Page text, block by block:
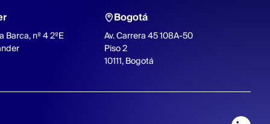
Barca, nº 4 2ºE
Bogotá
Av. Carrera 45 108A-50
Piso 2
10111, Bogotá